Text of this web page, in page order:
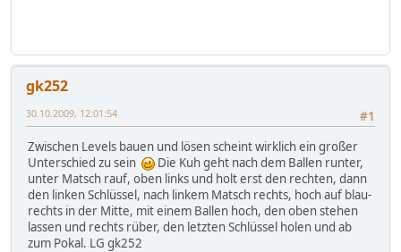
gk252
#1
30.10.2009, 12:01:54
Zwischen Levels bauen und lösen scheint wirklich ein großer
Unterschied zu sein
Die Kuh geht nach dem Ballen runter,
unter Matsch rauf, oben links und holt erst den rechten, dann
den linken Schlüssel, nach linkem Matsch rechts, hoch auf blau-
rechts in der Mitte, mit einem Ballen hoch, den oben stehen
lassen und rechts rüber, den letzten Schlüssel holen und ab
zum Pokal. LG gk252